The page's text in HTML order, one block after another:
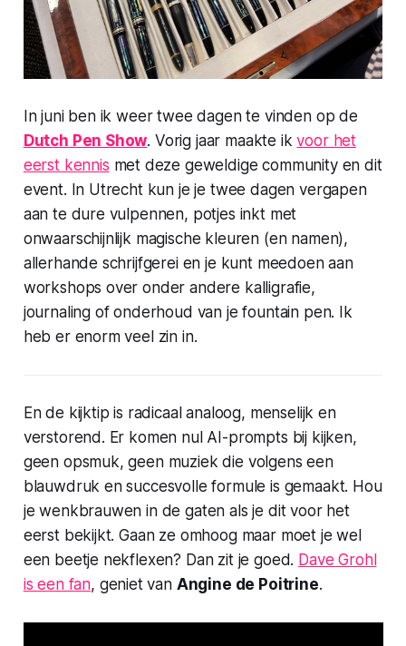
In juni ben ik weer twee dagen te vinden op de
Dutch Pen Show. Vorig jaar maakte ikvoor het
eerst kennis met deze geweldige community en dit
event. In Utrecht kun je je twee dagen vergapen
aan te dure vulpennen, potjes inkt met
onwaarschijnlijk magische kleuren (en namen),
allerhande schrijfgerei en je kunt meedoen aan
workshops over onder andere kalligrafie,
journaling of onderhoud van je fountain pen. Ik
heb er enorm veel zin in.
En de kijktip is radicaal analoog, menselijk en
verstorend. Er komen nul AI-prompts bij kijken,
geen opsmuk, geen muziek die volgens een
blauwdruk en succesvolle formule is gemaakt. Hou
je wenkbrauwen in de gaten als je dit voor het
eerst bekijkt. Gaan ze omhoog maar moet je wel
een beetje nekflexen? Dan zit je goed. Dave Grohl
is een fan, geniet van Angine de Poitrine.